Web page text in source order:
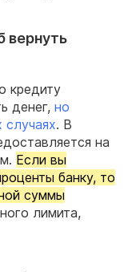
вернуть
кредиту
денег, но
случаях. В
на
Если вы
банку, то
суммы
лимита,